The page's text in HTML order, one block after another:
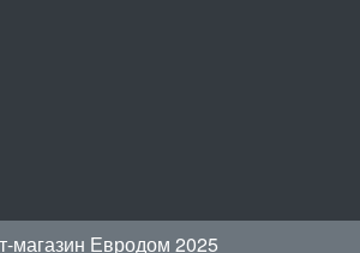
магазин Евродом 2025